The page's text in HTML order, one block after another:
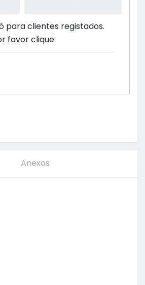
para clientes registados.
favor clique:
Anexos